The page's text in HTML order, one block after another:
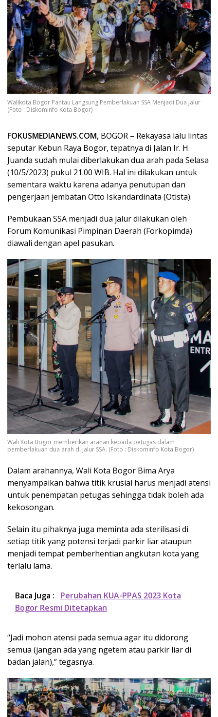
Walikota Bogor Pantau Langsung Pemberlakuan SSA Menjadi Dua Jalur
(Foto : Diskominfo Kota Bogor)
FOKUSMEDIANEWS.COM, BOGOR – Rekayasa lalu lintas
seputar Kebun Raya Bogor, tepatnya di Jalan Ir. H.
Juanda sudah mulai diberlakukan dua arah pada Selasa
(10/5/2023) pukul 21.00 WIB. Hal ini dilakukan untuk
sementara waktu karena adanya penutupan dan
pengerjaan jembatan Otto Iskandardinata (Otista).
Pembukaan SSA menjadi dua jalur dilakukan oleh
Forum Komunikasi Pimpinan Daerah (Forkopimda)
diawali dengan apel pasukan.
Wali Kota Bogor memberikan arahan kepada petugas dalam
pemberlakuan dua arah di jalur SSA. (Foto : Diskominfo Kota Bogor)
Dalam arahannya, Wali Kota Bogor Bima Arya
menyampaikan bahwa titik krusial harus menjadi atensi
untuk penempatan petugas sehingga tidak boleh ada
kekosongan.
Selain itu pihaknya juga meminta ada sterilisasi di
setiap titik yang potensi terjadi parkir liar ataupun
menjadi tempat pemberhentian angkutan kota yang
terlalu lama.
Baca Juga :
Perubahan KUA-PPAS 2023 Kota
Bogor Resmi Ditetapkan
“Jadi mohon atensi pada semua agar itu didorong
semua (jangan ada yang ngetem atau parkir liar di
badan jalan),” tegasnya.